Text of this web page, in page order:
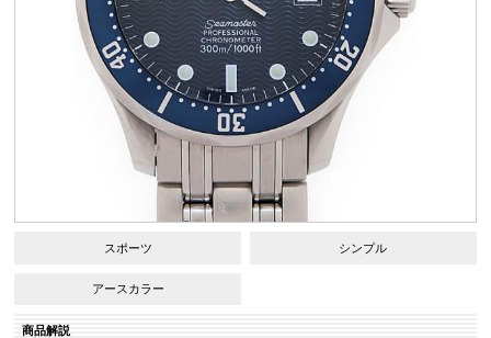
スポーツ シンプル
アースカラー
商品解説